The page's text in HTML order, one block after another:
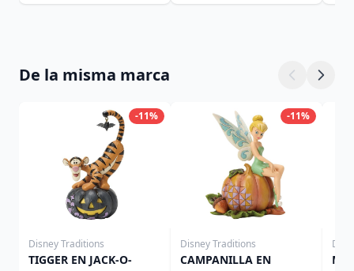
De la misma marca
-11%
Disney Traditions
TIGGER EN JACK-O-
-11%
Disney Traditions
CAMPANILLA EN